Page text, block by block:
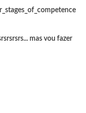
mas vou fazer